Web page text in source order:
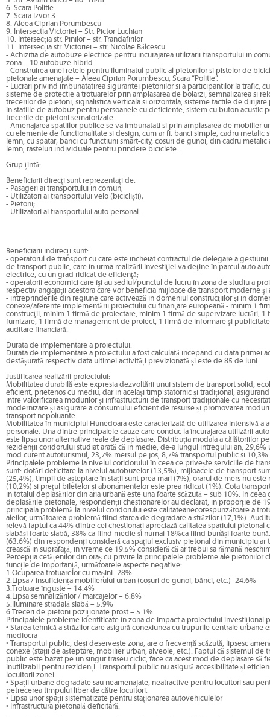
6. Scara Politie
7. Scara Izvor 3
8. Aleea Ciprian Porumbescu
9. Intersectia Victoriei – Str. Pictor Luchian
10. Intersecția str. Pinilor – str. Trandafirilor
11. Intersecția str. Victoriei – str. Nicolae Bălcescu
- Achizitia de autobuze electrice pentru incurajarea utilizarii transportului in
zona – 10 autobuze hibrid
- Construirea unei retele pentru iluminatul public al pietonilor si pistelor de
pietonale amenajate – Aleea Ciprian Porumbescu, Scara “Politie”.
- Lucrari privind imbunatatirea sigurantei pietonilor si a participantilor la trafic,
sisteme de protectie a trotuarelor prin amplasarea de bolarzi, semnalizarea si
trecerilor de pietoni, signalistica verticala si orizontala, sisteme tactile de dirijare
in statiile de autobuz pentru persoanele cu deficiente, sistem cu buton acustic
trecerile de pietoni semaforizate.
- Amenajarea spatiilor publice se va imbunatati si prin amplasarea de mobilier
cu elemente de functionalitate si design, cum ar fi: banci simple, cadru metalic
lemn, cu spatar; banci cu functiuni smart-city, cosuri de gunoi, din cadru metalic
lemn, rasteluri individuale pentru prindere biciclete..
Grup țintă:
Beneficiarii direcți sunt reprezentați de:
- Pasageri ai transportului în comun;
- Utilizatori ai transportului velo (bicicliști);
- Pietoni;
- Utilizatori ai transportului auto personal.
Beneficiarii indirecți sunt:
- operatorul de transport cu care este încheiat contractul de delegare a
de transport public, care în urma realizării investiţiei va deţine în parcul auto
electrice, cu un grad ridicat de eficienţă;
- operatorii economici care îşi au sediul/punctul de lucru în zona de studiu a
respectiv angajaţii acestora care vor beneficia mijloace de transport moderne şi
- întreprinderile din regiune care activează în domeniul construcţiilor şi în
conexe/aferente implementării proiectului cu finanţare europeană - minim 1
construcţii, minim 1 firmă de proiectare, minim 1 firmă de supervizare lucrări, 1
furnizare, 1 firmă de management de proiect, 1 firmă de informare şi
auditare financiară.
Durata de implementare a proiectului:
Durata de implementare a proiectului a fost calculată începând cu data primei
desfășurată respectiv data ultimei activități previzionată și este de 85 de luni.
Justificarea realizării proiectului:
Mobilitatea durabilă este expresia dezvoltării unui sistem de transport solid,
eficient, prietenos cu mediu, dar în același timp statornic și tradițional,
între valorificarea modurilor și infrastructurii de transport tradiționale cu
modernizare și asigurare a consumului eficient de resurse și promovarea
transport nepoluante.
Mobilitatea în municipiul Hunedoara este caracterizată de utilizarea intensivă a
personale. Una dintre principalele cauze care conduc la încurajarea utilizării
este lipsa unor alternative reale de deplasare. Distribuția modala a călătoriilor
rezidenții coridorului studiat arată că în medie, de-a lungul întregului an, 29,6%
mod curent autoturismul, 23,7% mersul pe jos, 8,7% transportul public si
Principalele probleme la nivelul coridorului în ceea ce privește serviciile de
sunt: dotări deficitare la nivelul autobuzelor (13,5%), mijloacele de transport
(25,4%), timpii de așteptare în stații sunt prea mari (7%), orarul de mers nu este
(10,2%) si prețul biletelor și abonamentelor este prea ridicat (1%). Cota
în totalul deplasărilor din aria urbană este una foarte scăzută – sub 10%. În ceea
deplasările pietonale, respondenții chestionarelor au declarat, în proporție de
principala problemă la nivelul coridorului este calitateanecorespunzătoare a
aleilor, următoarea problemă fiind starea de degradare a străzilor (17,1%).
relevă faptul ca 44% dintre cei chestionați apreciază calitatea spațiului pietonal
slabăși foarte slabă, 38% ca fiind medie și numai 18%ca fiind bunăși foarte
(63.6%) din respondenți consideră ca spațiul exclusiv pietonal din municipiu ar
crească în suprafață, în vreme ce 19.5% consideră că ar trebui sa rămână
Percepția cetățenilor din oraș cu privire la principalele probleme ale pietonilor
funcție de importanță, următoarele aspecte negative:
1.Ocuparea trotuarelor cu mașini–28%
2.Lipsa / insuficiența mobilierului urban (coșuri de gunoi, bănci, etc.)–24.6%
3.Trotuare înguste – 14.4%
4.Lipsa semnalizărilor / marcajelor – 6.8%
5.Iluminare stradală slabă – 5.9%
6.Treceri de pietoni poziționate prost – 5.1%
Principalele probleme identificate în zona de impact a proiectului investițional
• Starea tehnică a străzilor care asigură conexiunea cu trupurile centrale urbane
mediocra
• Transportul public, deși deservește zona, are o frecvență scăzută, lipsesc
conexe (stații de așteptare, mobilier urban, alveole, etc.). Faptul că sistemul de
public este bazat pe un singur traseu ciclic, face ca acest mod de deplasare să
inutilizabil pentru rezidenți. Transportul public nu asigură accesibilitate și
locuitorii zonei
• Spații urbane degradate sau neamenajate, neatractive pentru locuitori sau
petrecerea timpului liber de către locuitori.
• Lipsa unor spații sistematizate pentru staționarea autovehiculelor
• Infrastructura pietonală deficitară.